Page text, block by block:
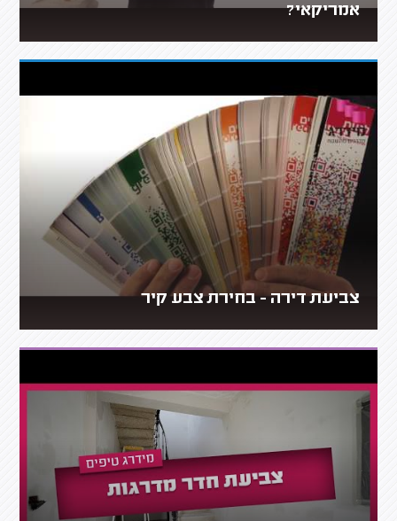
אמריקאי?
צביעת דירה - בחירת צבע קיר